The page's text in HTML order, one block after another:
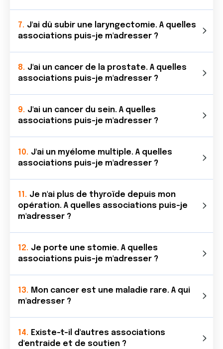
J'ai dû subir une laryngectomie. A quelles
associations puis-je m'adresser ?
J'ai un cancer de la prostate. A quelles
associations puis-je m'adresser ?
J'ai un cancer du sein. A quelles
associations puis-je m'adresser ?
J'ai un myélome multiple. A quelles
associations puis-je m'adresser ?
Je n'ai plus de thyroïde depuis mon
opération. A quelles associations puis-je
m'adresser ?
Je porte une stomie. A quelles
associations puis-je m'adresser ?
Mon cancer est une maladie rare. A qui
m'adresser ?
Existe-t-il d'autres associations
d'entraide et de soutien ?